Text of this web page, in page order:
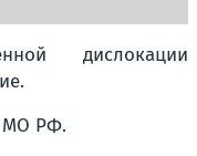
дислокации
МО РФ.